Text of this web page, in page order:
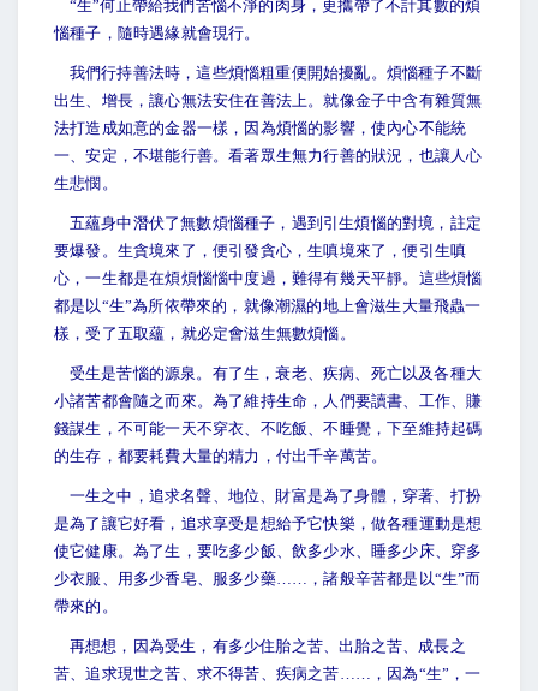
“生”何止帶給我們苦惱不淨的肉身，更攜帶了不計其數的煩
惱種子，隨時遇緣就會現行。
我們行持善法時，這些煩惱粗重便開始擾亂。煩惱種子不斷
出生、增長，讓心無法安住在善法上。就像金子中含有雜質無
法打造成如意的金器一樣，因為煩惱的影響，使內心不能統
一、安定，不堪能行善。看著眾生無力行善的狀況，也讓人心
生悲憫。
五蘊身中潛伏了無數煩惱種子，遇到引生煩惱的對境，註定
要爆發。生貪境來了，便引發貪心，生嗔境來了，便引生嗔
心，一生都是在煩煩惱惱中度過，難得有幾天平靜。這些煩惱
都是以“生”為所依帶來的，就像潮濕的地上會滋生大量飛蟲一
樣，受了五取蘊，就必定會滋生無數煩惱。
受生是苦惱的源泉。有了生，衰老、疾病、死亡以及各種大
小諸苦都會隨之而來。為了維持生命，人們要讀書、工作、賺
錢謀生，不可能一天不穿衣、不吃飯、不睡覺，下至維持起碼
的生存，都要耗費大量的精力，付出千辛萬苦。
一生之中，追求名聲、地位、財富是為了身體，穿著、打扮
是為了讓它好看，追求享受是想給予它快樂，做各種運動是想
使它健康。為了生，要吃多少飯、飲多少水、睡多少床、穿多
少衣服、用多少香皂、服多少藥……，諸般辛苦都是以“生”而
帶來的。
再想想，因為受生，有多少住胎之苦、出胎之苦、成長之
苦、追求現世之苦、求不得苦、疾病之苦……，因為“生”，一